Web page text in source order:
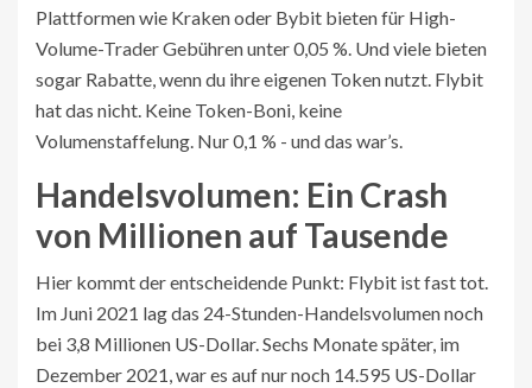
Plattformen wie Kraken oder Bybit bieten für High-
Volume-Trader Gebühren unter 0,05 %. Und viele bieten
sogar Rabatte, wenn du ihre eigenen Token nutzt. Flybit
hat das nicht. Keine Token-Boni, keine
Volumenstaffelung. Nur 0,1 % - und das war’s.
Handelsvolumen: Ein Crash
von Millionen auf Tausende
Hier kommt der entscheidende Punkt: Flybit ist fast tot.
Im Juni 2021 lag das 24-Stunden-Handelsvolumen noch
bei 3,8 Millionen US-Dollar. Sechs Monate später, im
Dezember 2021, war es auf nur noch 14.595 US-Dollar